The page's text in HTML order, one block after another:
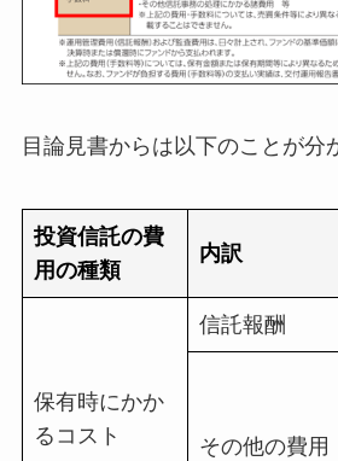
目論見書からは以下のことが分
投資信託の費
用の種類
内訳
保有時にかか
るコスト
信託報酬
その他の費用